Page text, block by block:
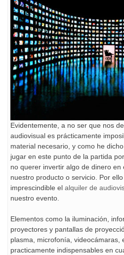
Evidentemente, a no ser que nos
audiovisual es prácticamente
material necesario, y como he
jugar en este punto de la partida
no querer invertir algo de dinero en
nuestro producto o servicio. Por
imprescindible el alquiler de
nuestro evento.
Elementos como la iluminación,
proyectores y pantallas de
plasma, microfonía, videocámaras,
practicamente indispensables en